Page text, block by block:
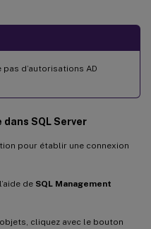
d’autorisations AD
SQL Server
pour établir une connexion
de SQL Management
cliquez avec le bouton